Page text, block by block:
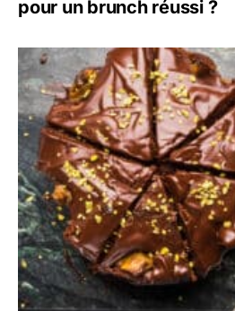
pour un brunch réussi ?